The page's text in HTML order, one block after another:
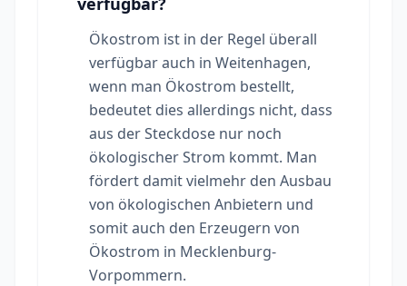
Ökostrom ist in der Regel überall
verfügbar auch in Weitenhagen,
wenn man Ökostrom bestellt,
bedeutet dies allerdings nicht, dass
aus der Steckdose nur noch
ökologischer Strom kommt. Man
fördert damit vielmehr den Ausbau
von ökologischen Anbietern und
somit auch den Erzeugern von
Ökostrom in Mecklenburg-
Vorpommern.